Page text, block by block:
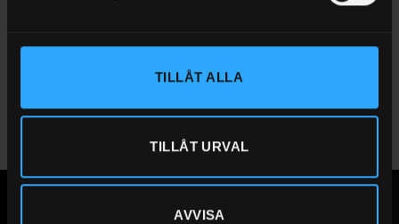
TILLÅT ALLA
TILLÅT URVAL
AVVISA